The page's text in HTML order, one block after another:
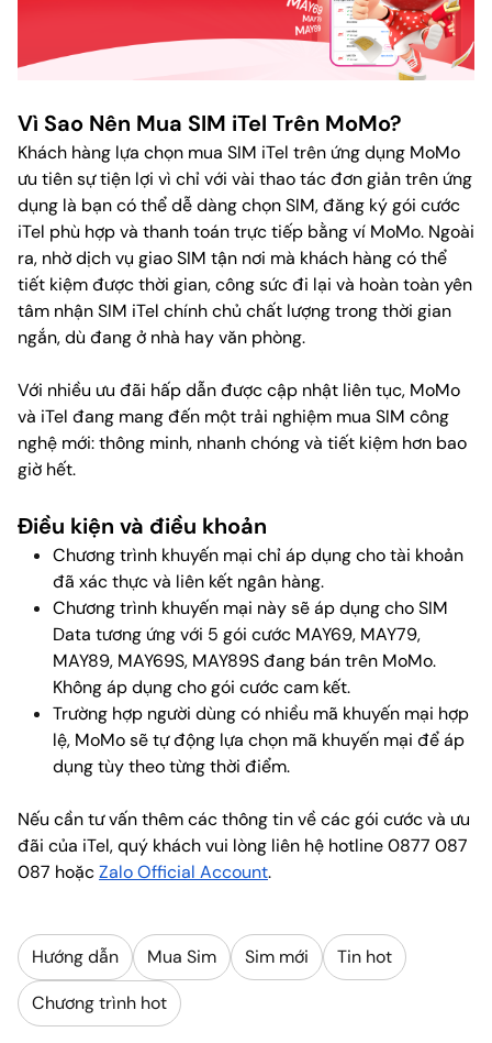
Vì Sao Nên Mua SIM iTel Trên MoMo?
Khách hàng lựa chọn mua SIM iTel trên ứng dụng MoMo
ưu tiên sự tiện lợi vì chỉ với vài thao tác đơn giản trên ứng
dụng là bạn có thể dễ dàng chọn SIM, đăng ký gói cước
iTel phù hợp và thanh toán trực tiếp bằng ví MoMo. Ngoài
ra, nhờ dịch vụ giao SIM tận nơi mà khách hàng có thể
tiết kiệm được thời gian, công sức đi lại và hoàn toàn yên
tâm nhận SIM iTel chính chủ chất lượng trong thời gian
ngắn, dù đang ở nhà hay văn phòng.
Với nhiều ưu đãi hấp dẫn được cập nhật liên tục, MoMo
và iTel đang mang đến một trải nghiệm mua SIM công
nghệ mới: thông minh, nhanh chóng và tiết kiệm hơn bao
giờ hết.
Điều kiện và điều khoản
Chương trình khuyến mại chỉ áp dụng cho tài khoản
đã xác thực và liên kết ngân hàng.
Chương trình khuyến mại này sẽ áp dụng cho SIM
Data tương ứng với 5 gói cước MAY69, MAY79,
MAY89, MAY69S, MAY89S đang bán trên MoMo.
Không áp dụng cho gói cước cam kết.
Trường hợp người dùng có nhiều mã khuyến mại hợp
lệ, MoMo sẽ tự động lựa chọn mã khuyến mại để áp
dụng tùy theo từng thời điểm.
Nếu cần tư vấn thêm các thông tin về các gói cước và ưu
đãi của iTel, quý khách vui lòng liên hệ hotline 0877 087
087 hoặcZalo Official Account.
Hướng dẫn Mua Sim Sim mới
Tin hot
Chương trình hot